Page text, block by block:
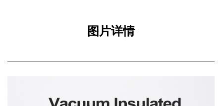
总之，我们的带吸管的便携式真空隔热咖啡杯不仅仅是一个
续发展的承诺。凭借其无与伦比的隔热性能、周到的设计功
图片详情